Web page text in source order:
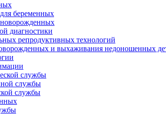
беременных
диагностики
репродуктивных технологий
и выхаживания недоношенных
службы
службы
службы